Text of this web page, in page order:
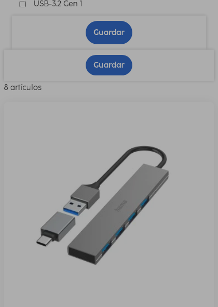
USB-3.2 Gen 1
Guardar
Guardar
8 artículos